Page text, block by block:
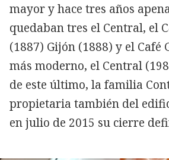
mayor y hace tres años
quedaban tres el Central, el
(1887) Gijón (1888) y el Café
más moderno, el Central
de este último, la familia
propietaria también del
en julio de 2015 su cierre